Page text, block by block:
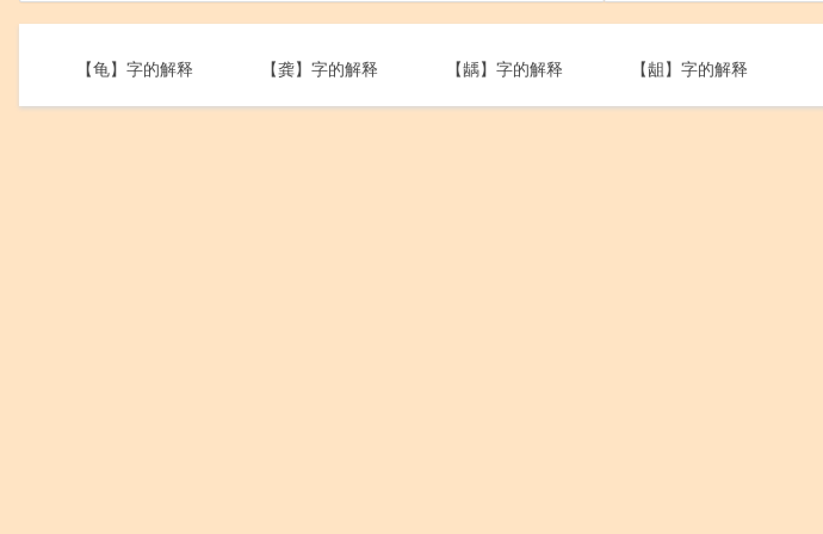
【龟】字的解释 【龚】字的解释 【龋】字的解释 【龃】字的解释